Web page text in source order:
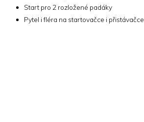
Start pro 2 rozložené padáky
Pytel i fléra na startovačce i přistávačce